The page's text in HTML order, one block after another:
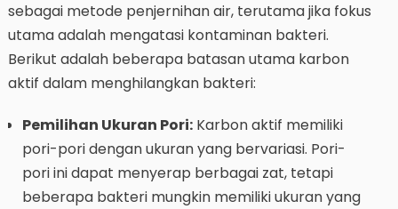
sebagai metode penjernihan air, terutama jika fokus
utama adalah mengatasi kontaminan bakteri.
Berikut adalah beberapa batasan utama karbon
aktif dalam menghilangkan bakteri:
Pemilihan Ukuran Pori:Karbon aktif memiliki
pori-pori dengan ukuran yang bervariasi. Pori-
pori ini dapat menyerap berbagai zat, tetapi
beberapa bakteri mungkin memiliki ukuran yang